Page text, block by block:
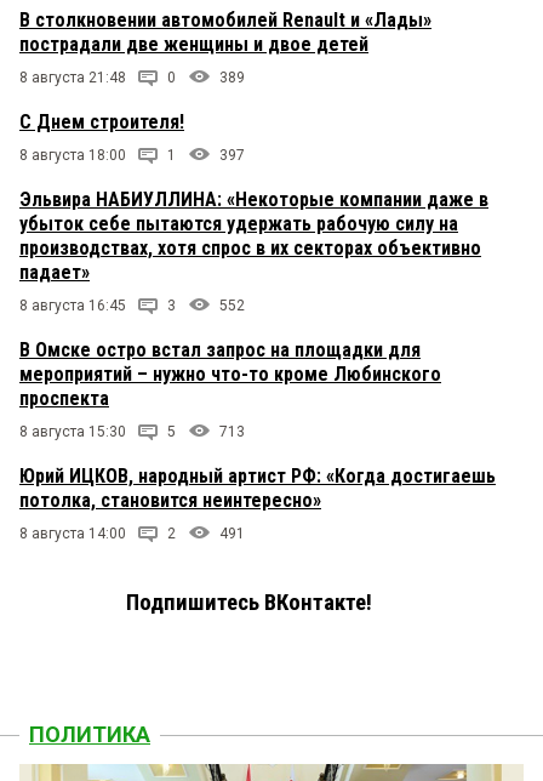
В столкновении автомобилей Renault и «Лады»
пострадали две женщины и двое детей
8 августа 21:48 0 389
С Днем строителя!
8 августа 18:00 1 397
Эльвира НАБИУЛЛИНА: «Некоторые компании даже в
убыток себе пытаются удержать рабочую силу на
производствах, хотя спрос в их секторах объективно
падает»
8 августа 16:45 3 552
В Омске остро встал запрос на площадки для
мероприятий – нужно что-то кроме Любинского
проспекта
8 августа 15:30 5 713
Юрий ИЦКОВ, народный артист РФ: «Когда достигаешь
потолка, становится неинтересно»
8 августа 14:00 2 491
Подпишитесь ВКонтакте!
ПОЛИТИКА